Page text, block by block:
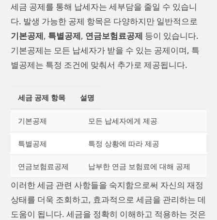
세금 공제를 통해 납세자는 세부담을 줄일 수 있습니
다. 발생 가능한 공제 항목은 다양하지만 일반적으로
기본공제, 특별공제, 연금보험료공제 등이 있습니다.
기본공제는 모든 납세자가 받을 수 있는 공제이며, 특
별공제는 특정 조건에 맞춰서 추가로 제공됩니다.
세금 공제 항목 설명
기본공제 모든 납세자에게 제공
특별공제 특정 상황에 따라 제공
연금보험료공제 납부한 연금 보험료에 대해 공제
이러한 세금 관련 사항들을 숙지함으로써 자신의 재정
상태를 더욱 조회하고, 효과적으로 세금을 관리하는 데
도움이 됩니다. 세금을 정확히 이해하고 적용하는 것은